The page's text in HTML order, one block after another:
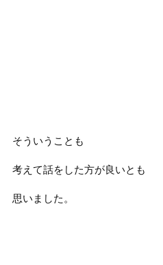
そういうことも
考えて話をした方が良いとも
思いました。